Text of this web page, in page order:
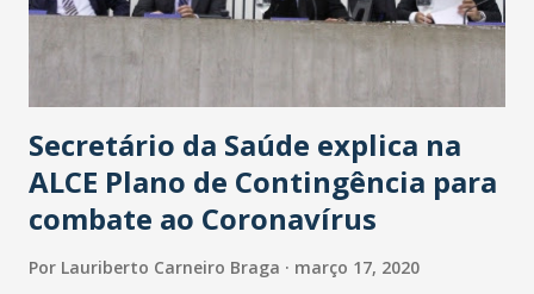
Secretário da Saúde explica na
ALCE Plano de Contingência para
combate ao Coronavírus
Por Lauriberto Carneiro Braga março 17, 2020